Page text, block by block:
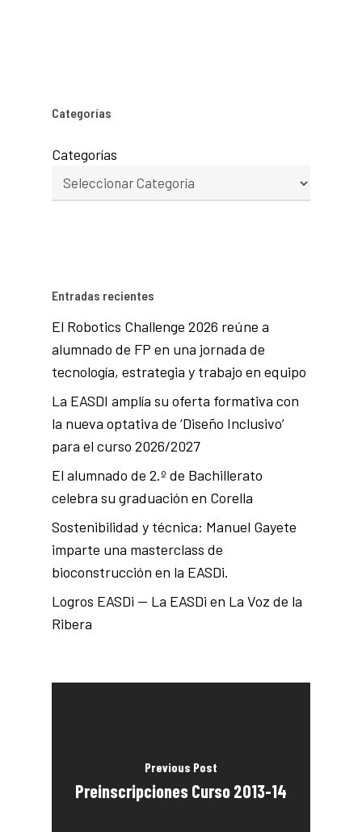
Categorías
Categorías
Entradas recientes
El Robotics Challenge 2026 reúne a
alumnado de FP en una jornada de
tecnología, estrategia y trabajo en equipo
La EASDI amplía su oferta formativa con
la nueva optativa de ‘Diseño Inclusivo’
para el curso 2026/2027
El alumnado de 2.º de Bachillerato
celebra su graduación en Corella
Sostenibilidad y técnica: Manuel Gayete
imparte una masterclass de
bioconstrucción en la EASDi.
Logros EASDi — La EASDi en La Voz de la
Ribera
Previous Post
Preinscripciones Curso 2013-14